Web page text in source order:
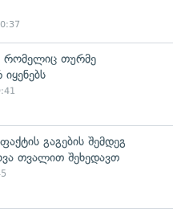
რომელიც თურმე
გაგების შემდეგ
თვალით შეხედავთ